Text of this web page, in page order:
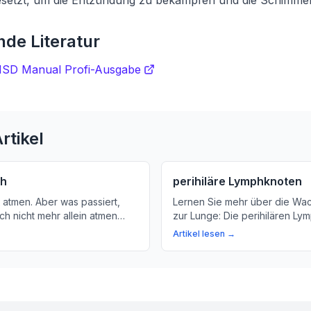
Literatur
Manual Profi-Ausgabe
Aber was passiert,
nicht mehr allein atmen
Aspekt
perihiläre Lymphknoten
Lernen Sie mehr über die
zur Lunge: Die perihilären
ein wichtiger Teil unseres
Artikel lesen →